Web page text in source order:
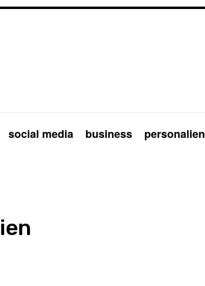
social media business personalien